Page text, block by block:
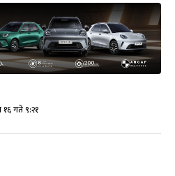
गते ९:२१